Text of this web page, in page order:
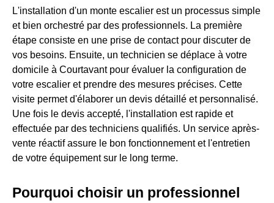
L'installation d'un monte escalier est un processus simple
et bien orchestré par des professionnels. La première
étape consiste en une prise de contact pour discuter de
vos besoins. Ensuite, un technicien se déplace à votre
domicile à Courtavant pour évaluer la configuration de
votre escalier et prendre des mesures précises. Cette
visite permet d'élaborer un devis détaillé et personnalisé.
Une fois le devis accepté, l'installation est rapide et
effectuée par des techniciens qualifiés. Un service après-
vente réactif assure le bon fonctionnement et l'entretien
de votre équipement sur le long terme.
Pourquoi choisir un professionnel